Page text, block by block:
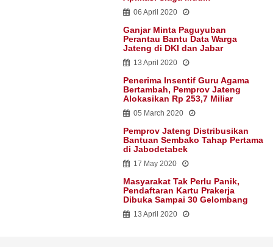
06 April 2020
Ganjar Minta Paguyuban
Perantau Bantu Data Warga
Jateng di DKI dan Jabar
13 April 2020
Penerima Insentif Guru Agama
Bertambah, Pemprov Jateng
Alokasikan Rp 253,7 Miliar
05 March 2020
Pemprov Jateng Distribusikan
Bantuan Sembako Tahap Pertama
di Jabodetabek
17 May 2020
Masyarakat Tak Perlu Panik,
Pendaftaran Kartu Prakerja
Dibuka Sampai 30 Gelombang
13 April 2020